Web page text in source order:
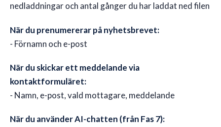
nedladdningar och antal gånger du har laddat ned filen
När du prenumererar på nyhetsbrevet:
- Förnamn och e-post
När du skickar ett meddelande via
kontaktformuläret:
- Namn, e-post, vald mottagare, meddelande
När du använder AI-chatten (från Fas 7):